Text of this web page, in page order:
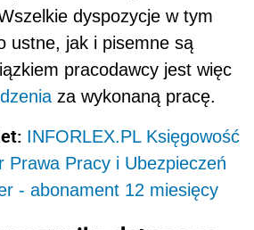
dyspozycje w tym
ustne, jak i pisemne są
pracodawcy jest więc
za wykonaną pracę.
INFORLEX.PL Księgowość
Prawa Pracy i Ubezpieczeń
- abonament 12 miesięcy